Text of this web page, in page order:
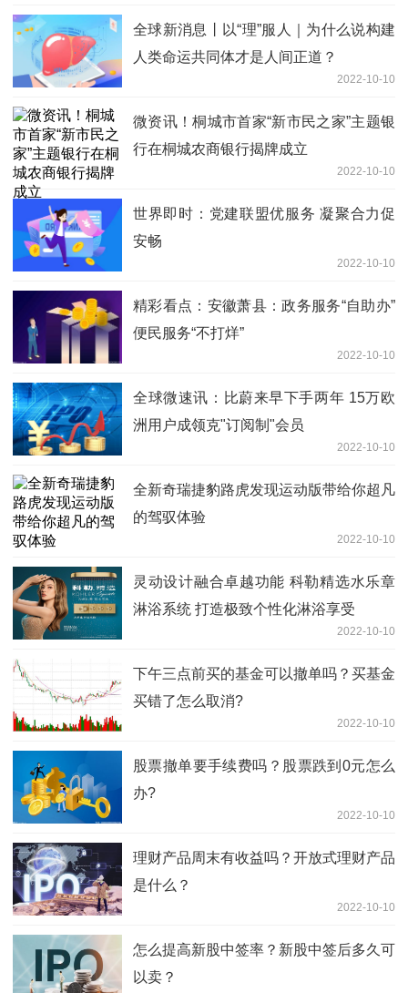
全球新消息丨以“理”服人｜为什么说构建
人类命运共同体才是人间正道？
2022-10-10
微资讯！桐城市首家“新市民之家”主题银
行在桐城农商银行揭牌成立
2022-10-10
世界即时：党建联盟优服务 凝聚合力促
安畅
2022-10-10
精彩看点：安徽萧县：政务服务“自助办”
便民服务“不打烊”
2022-10-10
全球微速讯：比蔚来早下手两年 15万欧
洲用户成领克"订阅制"会员
2022-10-10
全新奇瑞捷豹路虎发现运动版带给你超凡
的驾驭体验
2022-10-10
灵动设计融合卓越功能 科勒精选水乐章
淋浴系统 打造极致个性化淋浴享受
2022-10-10
下午三点前买的基金可以撤单吗？买基金
买错了怎么取消?
2022-10-10
股票撤单要手续费吗？股票跌到0元怎么
办?
2022-10-10
理财产品周末有收益吗？开放式理财产品
是什么？
2022-10-10
怎么提高新股中签率？新股中签后多久可
以卖？